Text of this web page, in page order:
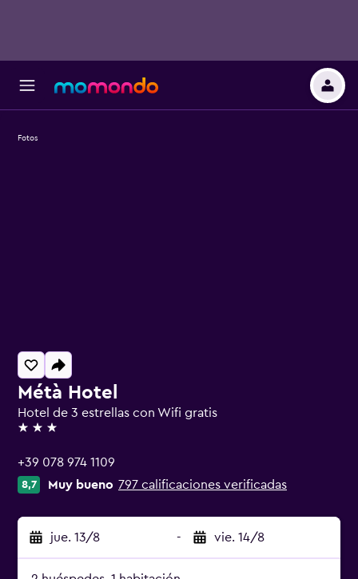
Métà Hotel
Hotel de 3 estrellas con Wifi gratis
3 estrellas
+39 078 974 1109
8,7 Muy bueno 797 calificaciones verificadas
jue. 13/8 - vie. 14/8
Fotos